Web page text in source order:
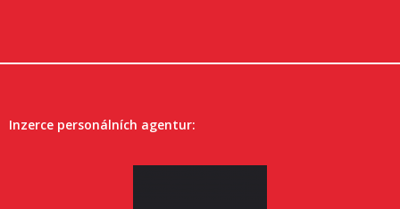
Inzerce personálních agentur: